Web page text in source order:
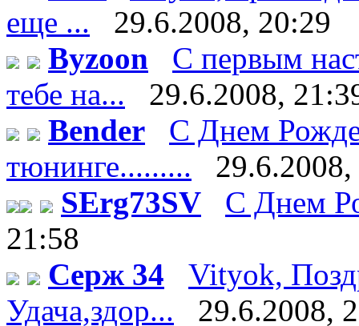
еще ...
29.6.2008, 20:29
Byzoon
С первым
тебе на...
29.6.2008,
Bender
С Днем
тюнинге.........
SErg73SV
С Днем
21:58
Серж 34
Vityok,
Удача,здор...
29.6.2008,